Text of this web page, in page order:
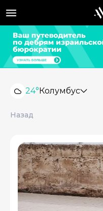
24° Колумбус
Назад